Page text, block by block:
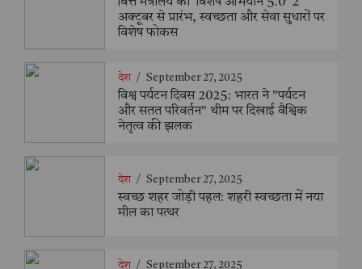
वित्त मंत्रालय का ‘विशेष अभियान 5.0’ 2
अक्टूबर से प्रारंभ, स्वच्छता और सेवा सुधारों पर
विशेष फोकस
देश / September 27, 2025
विश्व पर्यटन दिवस 2025: भारत ने "पर्यटन
और सतत परिवर्तन" थीम पर दिखाई वैश्विक
नेतृत्व की झलक
देश / September 27, 2025
स्वच्छ शहर जोड़ी पहल: शहरी स्वच्छता में नया
मील का पत्थर
देश / September 27, 2025